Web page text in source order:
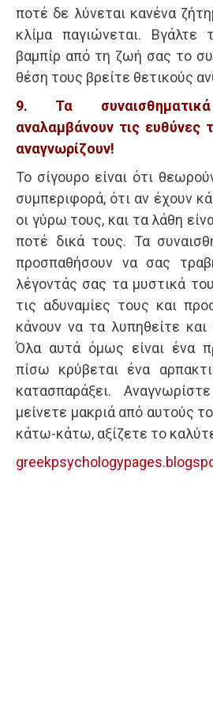
ποτέ δε λύνεται κανένα
κλίμα παγιώνεται. Βγάλτε
βαμπίρ από τη ζωή σας το
θέση τους βρείτε θετικούς
9. Τα
αναλαμβάνουν τις ευθύνες
αναγνωρίζουν!
Το σίγουρο είναι ότι
συμπεριφορά, ότι αν έχουν
οι γύρω τους, και τα λάθη
ποτέ δικά τους. Τα
προσπαθήσουν να σας
λέγοντάς σας τα μυστικά
τις αδυναμίες τους και
κάνουν να τα λυπηθείτε
Όλα αυτά όμως είναι ένα
πίσω κρύβεται ένα
κατασπαράξει.
μείνετε μακριά από αυτούς
κάτω-κάτω, αξίζετε το